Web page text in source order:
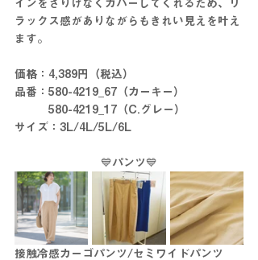
インをさりげなくカバーしてくれるため、リ
ラックス感がありながらもきれい見えを叶え
ます。
価格：4,389円（税込）
品番：580-4219_67（カーキー）
580-4219_17（C.グレー）
サイズ：3L/4L/5L/6L
💙パンツ💙
接触冷感カーゴパンツ/セミワイドパンツ